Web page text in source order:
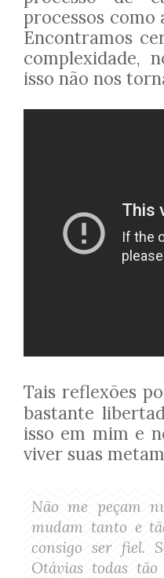
processos como
Encontramos
complexidade,
isso não nos
Tais reflexões
bastante
isso em mim e
viver suas
Não me peçam
mudam tanto e
consigo ser fiel.
Otávias todas